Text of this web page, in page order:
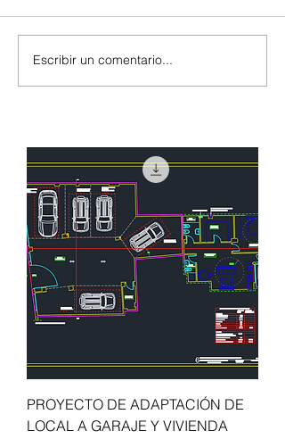
Casa en el bosque.
Vivienda Bioclimática y
Escribir un comentario...
PROYECTO DE ADAPTACIÓN DE
LOCAL A GARAJE Y VIVIENDA